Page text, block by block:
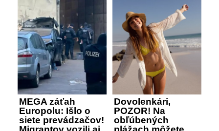
MEGA záťah
Europolu: Išlo o
siete prevádzačov!
Dovolenkári,
POZOR! Na
obľúbených